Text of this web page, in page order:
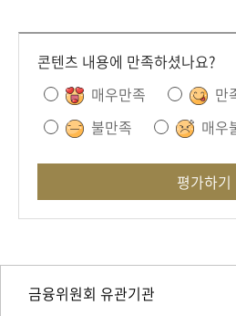
콘텐츠 내용에 만족하셨나요?
매우만족
만
불만족
매우
평가하기